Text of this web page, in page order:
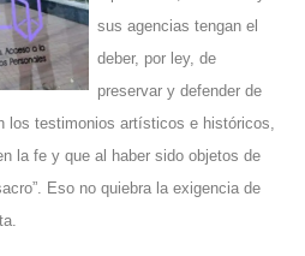
sus agencias tengan el
deber, por ley, de
preservar y defender de
los testimonios artísticos e históricos,
la fe y que al haber sido objetos de
Eso no quiebra la exigencia de